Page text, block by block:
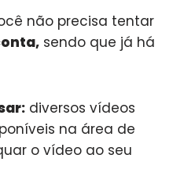
não precisa tentar
sendo que já há
diversos vídeos
na área de
o vídeo ao seu